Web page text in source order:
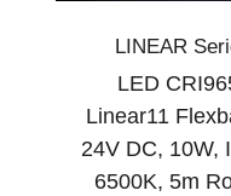
LINEAR
LED
Linear11
24V DC, 10W,
6500K, 5m